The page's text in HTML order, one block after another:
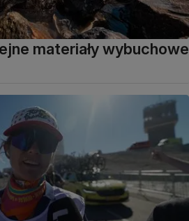
materiały wybuchowe